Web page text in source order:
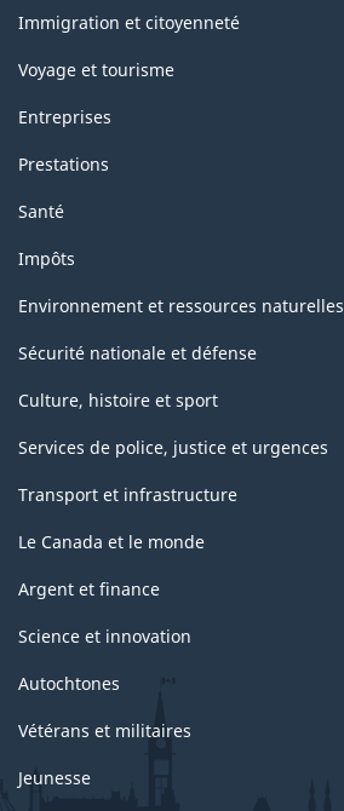
sujets
Immigration et citoyenneté
Voyage et tourisme
Entreprises
Prestations
Santé
Impôts
Environnement et ressources naturelles
Sécurité nationale et défense
Culture, histoire et sport
Services de police, justice et urgences
Transport et infrastructure
Le Canada et le monde
Argent et finance
Science et innovation
Autochtones
Vétérans et militaires
Jeunesse